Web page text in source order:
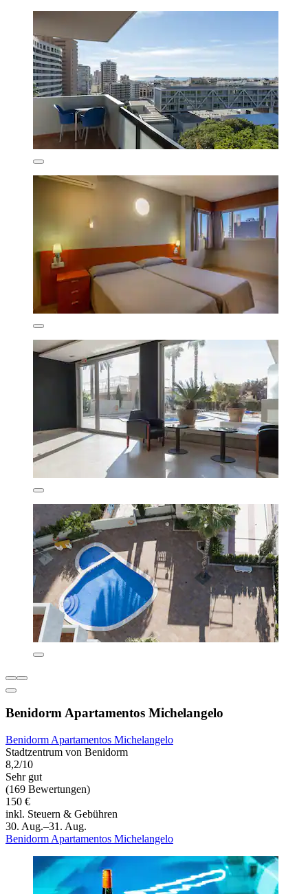
Benidorm Apartamentos Michelangelo
Benidorm Apartamentos Michelangelo
Stadtzentrum von Benidorm
8,2/10
Sehr gut
(169 Bewertungen)
150 €
inkl. Steuern & Gebühren
30. Aug.–31. Aug.
Benidorm Apartamentos Michelangelo